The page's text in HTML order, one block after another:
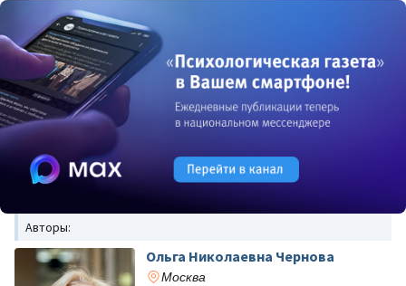
Авторы:
Ольга Николаевна Чернова
Москва